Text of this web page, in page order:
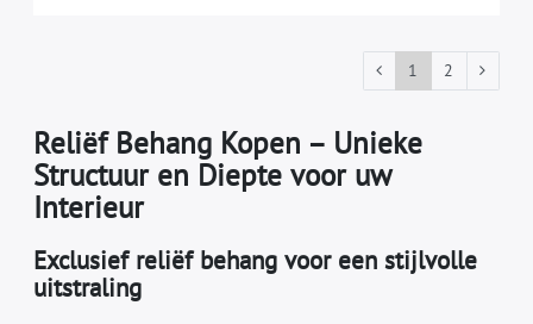
1 2
Reliëf Behang Kopen – Unieke
Structuur en Diepte voor uw
Interieur
Exclusief reliëf behang voor een stijlvolle
uitstraling